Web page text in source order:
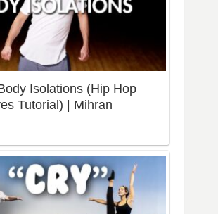
Isolations (Hip Hop
Tutorial) | Mihran